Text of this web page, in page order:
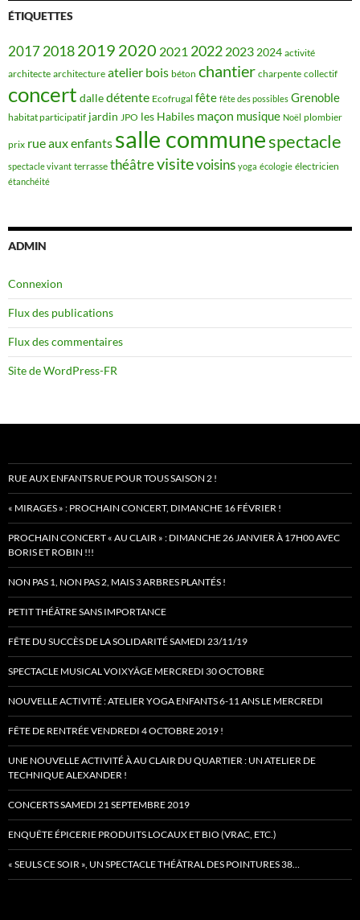
ÉTIQUETTES
201720182019 2020 2021 2022 2023 2024 activité
architecte architecture atelier bois béton chantier charpente collectif
concert dalledétente Ecofrugal fête fête des possibles Grenoble
habitat participatif jardin JPO les Habiles maçon musique Noël plombier
prix rue aux enfants salle communespectacle
spectacle vivant terrasse théâtrevisitevoisins yoga écologie électricien
étanchéité
ADMIN
Connexion
Flux des publications
Flux des commentaires
Site de WordPress-FR
RUE AUX ENFANTS RUE POUR TOUS SAISON 2 !
« MIRAGES » : PROCHAIN CONCERT, DIMANCHE 16 FÉVRIER !
PROCHAIN CONCERT « AU CLAIR » : DIMANCHE 26 JANVIER À 17H00 AVEC
BORIS ET ROBIN !!!
NON PAS 1, NON PAS 2, MAIS 3 ARBRES PLANTÉS !
PETIT THÉÂTRE SANS IMPORTANCE
FÊTE DU SUCCÈS DE LA SOLIDARITÉ SAMEDI 23/11/19
SPECTACLE MUSICAL VOIXYÂGE MERCREDI 30 OCTOBRE
NOUVELLE ACTIVITÉ : ATELIER YOGA ENFANTS 6-11 ANS LE MERCREDI
FÊTE DE RENTRÉE VENDREDI 4 OCTOBRE 2019 !
UNE NOUVELLE ACTIVITÉ À AU CLAIR DU QUARTIER : UN ATELIER DE
TECHNIQUE ALEXANDER !
CONCERTS SAMEDI 21 SEPTEMBRE 2019
ENQUÊTE ÉPICERIE PRODUITS LOCAUX ET BIO (VRAC, ETC.)
« SEULS CE SOIR », UN SPECTACLE THÉÂTRAL DES POINTURES 38…